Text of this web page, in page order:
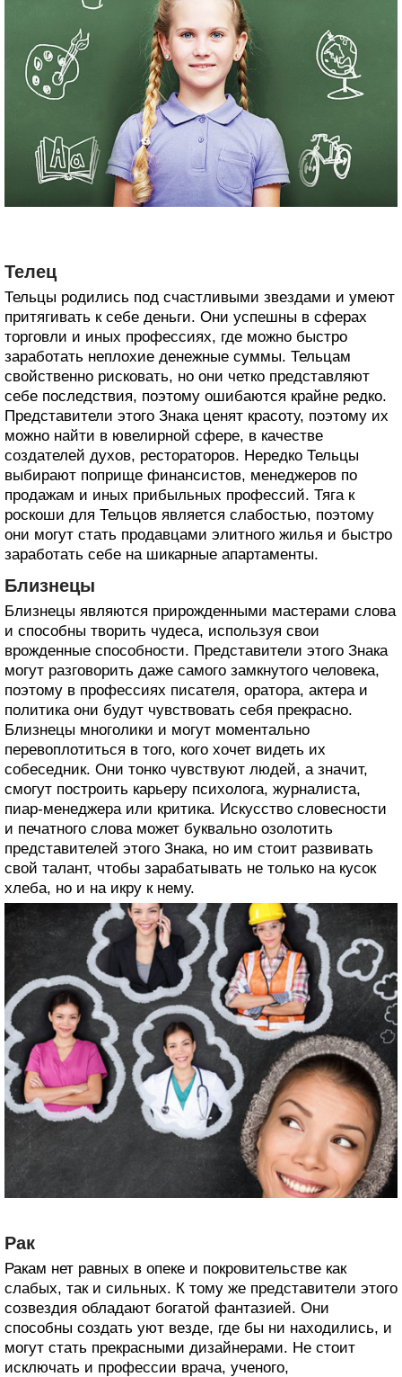
Телец
Тельцы родились под счастливыми звездами и умеют
притягивать к себе деньги. Они успешны в сферах
торговли и иных профессиях, где можно быстро
заработать неплохие денежные суммы. Тельцам
свойственно рисковать, но они четко представляют
себе последствия, поэтому ошибаются крайне редко.
Представители этого Знака ценят красоту, поэтому их
можно найти в ювелирной сфере, в качестве
создателей духов, рестораторов. Нередко Тельцы
выбирают поприще финансистов, менеджеров по
продажам и иных прибыльных профессий. Тяга к
роскоши для Тельцов является слабостью, поэтому
они могут стать продавцами элитного жилья и быстро
заработать себе на шикарные апартаменты.
Близнецы
Близнецы являются прирожденными мастерами слова
и способны творить чудеса, используя свои
врожденные способности. Представители этого Знака
могут разговорить даже самого замкнутого человека,
поэтому в профессиях писателя, оратора, актера и
политика они будут чувствовать себя прекрасно.
Близнецы многолики и могут моментально
перевоплотиться в того, кого хочет видеть их
собеседник. Они тонко чувствуют людей, а значит,
смогут построить карьеру психолога, журналиста,
пиар-менеджера или критика. Искусство словесности
и печатного слова может буквально озолотить
представителей этого Знака, но им стоит развивать
свой талант, чтобы зарабатывать не только на кусок
хлеба, но и на икру к нему.
Рак
Ракам нет равных в опеке и покровительстве как
слабых, так и сильных. К тому же представители этого
созвездия обладают богатой фантазией. Они
способны создать уют везде, где бы ни находились, и
могут стать прекрасными дизайнерами. Не стоит
исключать и профессии врача, ученого,